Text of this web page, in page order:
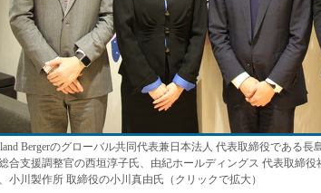
Bergerのグローバル共同代表兼日本法人 代表取締役である
合支援調整官の西垣淳子氏、由紀ホールディングス 代表取締
小川製作所 取締役の小川真由氏（クリックで拡大）